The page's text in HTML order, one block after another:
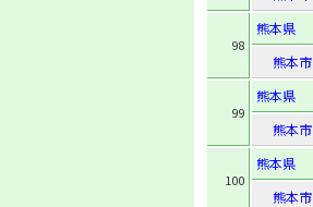
98
熊本県
熊本市
99
熊本県
熊本市
100
熊本県
熊本市